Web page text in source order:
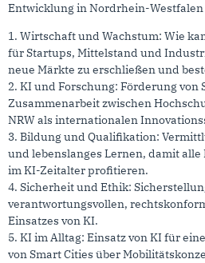
Entwicklung in Nordrhein-Westfalen
1. Wirtschaft und Wachstum: Wie
für Startups, Mittelstand und
neue Märkte zu erschließen und
2. KI und Forschung: Förderung von
Zusammenarbeit zwischen
NRW als internationalen
3. Bildung und Qualifikation:
und lebenslanges Lernen, damit
im KI-Zeitalter profitieren.
4. Sicherheit und Ethik:
verantwortungsvollen,
Einsatzes von KI.
5. KI im Alltag: Einsatz von KI für
von Smart Cities über